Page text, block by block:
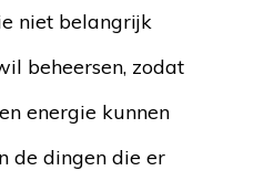
niet belangrijk
beheersen, zodat
energie kunnen
de dingen die er